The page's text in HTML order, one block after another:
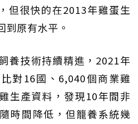
但很快的在2013年雞蛋生
到原有水平。
養技術持續精進，2021年
對16國、6,040個商業雞
生產資料，發現10年間非
時間降低，但籠養系統幾